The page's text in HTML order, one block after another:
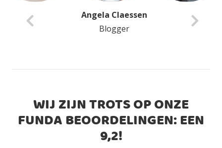
Anita Van Delft
Blogger
WIJ ZIJN TROTS OP ONZE
FUNDA BEOORDELINGEN: EEN
9,2!